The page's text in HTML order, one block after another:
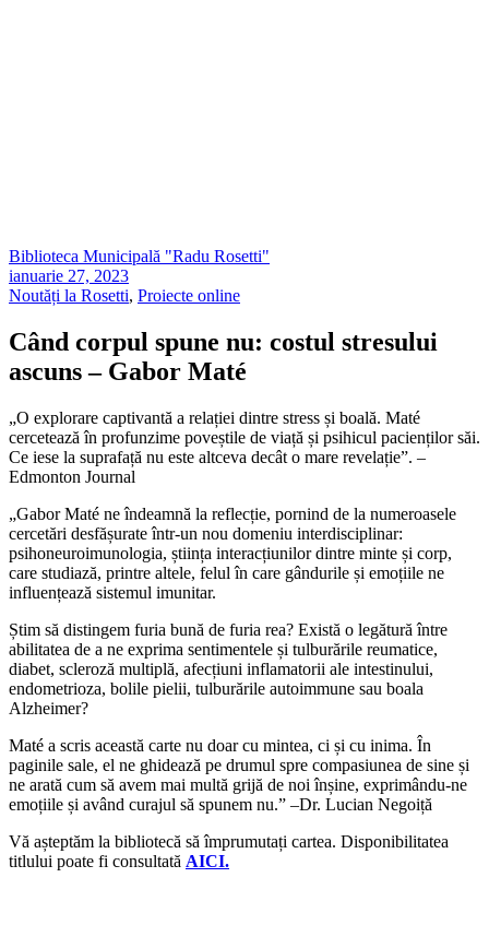
Biblioteca Municipală "Radu Rosetti"
ianuarie 27, 2023
Noutăți la Rosetti, Proiecte online
Când corpul spune nu: costul stresului
ascuns – Gabor Maté
„O explorare captivantă a relației dintre stress și boală. Maté
cercetează în profunzime poveștile de viață și psihicul pacienților săi.
Ce iese la suprafață nu este altceva decât o mare revelație”. –
Edmonton Journal
„Gabor Maté ne îndeamnă la reflecție, pornind de la numeroasele
cercetări desfășurate într-un nou domeniu interdisciplinar:
psihoneuroimunologia, știința interacțiunilor dintre minte și corp,
care studiază, printre altele, felul în care gândurile și emoțiile ne
influențează sistemul imunitar.
Știm să distingem furia bună de furia rea? Există o legătură între
abilitatea de a ne exprima sentimentele și tulburările reumatice,
diabet, scleroză multiplă, afecțiuni inflamatorii ale intestinului,
endometrioza, bolile pielii, tulburările autoimmune sau boala
Alzheimer?
Maté a scris această carte nu doar cu mintea, ci și cu inima. În
paginile sale, el ne ghidează pe drumul spre compasiunea de sine și
ne arată cum să avem mai multă grijă de noi înșine, exprimându-ne
emoțiile și având curajul să spunem nu.” –Dr. Lucian Negoiță
Vă așteptăm la bibliotecă să împrumutați cartea. Disponibilitatea
titlului poate fi consultată AICI.